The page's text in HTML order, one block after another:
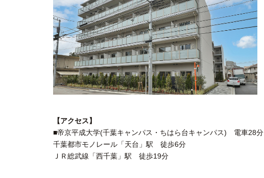
【アクセス】
■帝京平成大学(千葉キャンパス・ちはら台キャンパス) 電車28分
千葉都市モノレール「天台」駅 徒歩6分
ＪＲ総武線「西千葉」駅 徒歩19分